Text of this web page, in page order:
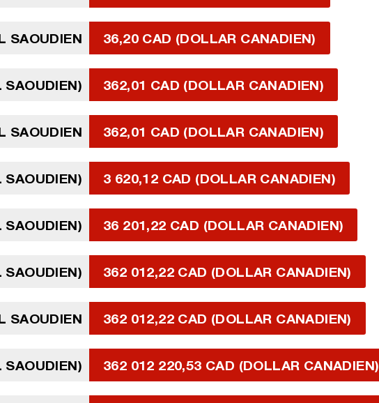
SAOUDIEN 36,20 CAD (DOLLAR CANADIEN)
SAOUDIEN) 362,01 CAD (DOLLAR CANADIEN)
SAOUDIEN 362,01 CAD (DOLLAR CANADIEN)
SAOUDIEN) 3 620,12 CAD (DOLLAR CANADIEN)
SAOUDIEN) 36 201,22 CAD (DOLLAR CANADIEN)
SAOUDIEN) 362 012,22 CAD (DOLLAR CANADIEN)
SAOUDIEN 362 012,22 CAD (DOLLAR CANADIEN)
SAOUDIEN) 362 012 220,53 CAD (DOLLAR CANADIEN)